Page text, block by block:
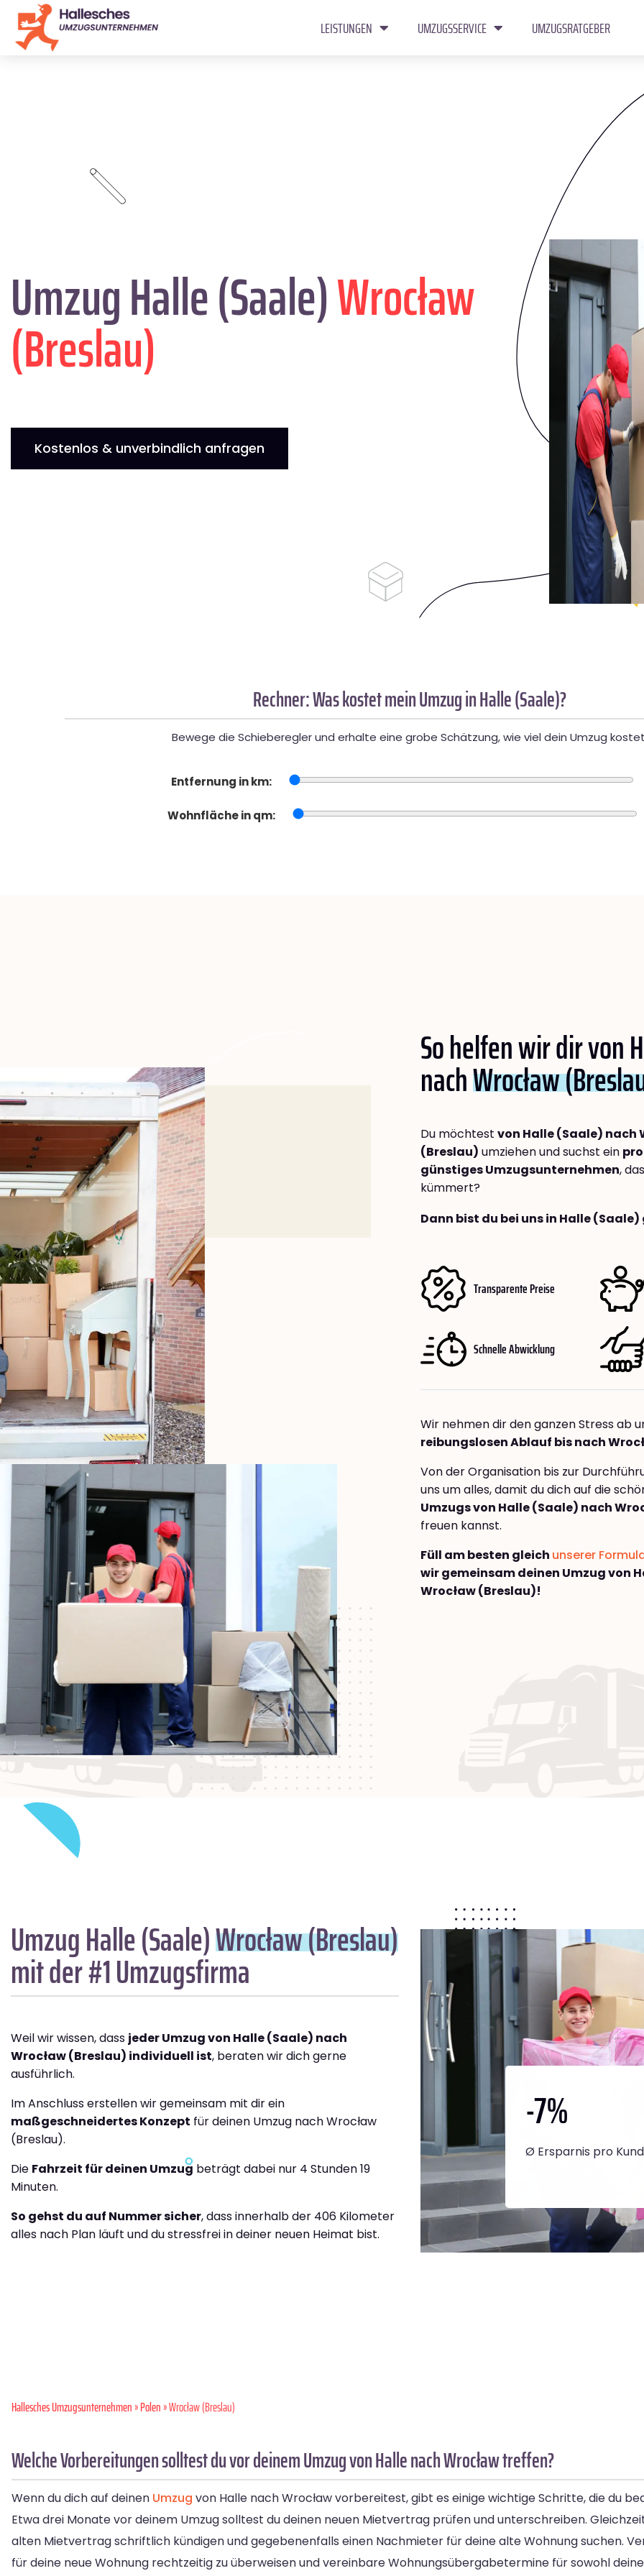
LEISTUNGEN UMZUGSSERVICE UMZUGSRATGEBER
Umzug Halle (Saale)Wrocław
(Breslau)
Kostenlos & unverbindlich anfragen
Rechner: Was kostet mein Umzug in Halle (Saale)?
Bewege die Schieberegler und erhalte eine grobe Schätzung, wie viel dein Umzug
Entfernung in km:
Wohnfläche in qm:
So helfen wir dir von
nachWrocław
Du möchtest von Halle (Saale) nach
(Breslau) umziehen und suchst ein
günstiges Umzugsunternehmen,
kümmert?
Dann bist du bei uns in Halle
Transparente Preise
Schnelle Abwicklung
Wir nehmen dir den ganzen Stress ab
reibungslosen Ablauf bis nach
Von der Organisation bis zur
uns um alles, damit du dich auf die
Umzugs von Halle (Saale) nach
freuen kannst.
Füll am besten gleich unserer
wir gemeinsam deinen Umzug von
Wrocław (Breslau)!
Umzug Halle (Saale)Wrocław (Breslau)
mit der #1 Umzugsfirma
Weil wir wissen, dass jeder Umzug von Halle (Saale) nach
Wrocław (Breslau) individuell ist, beraten wir dich gerne
ausführlich.
Im Anschluss erstellen wir gemeinsam mit dir ein
maßgeschneidertes Konzept für deinen Umzug nach Wrocław
(Breslau).
Die Fahrzeit für deinen Umzug beträgt dabei nur 4 Stunden 19
Minuten.
So gehst du auf Nummer sicher, dass innerhalb der 406 Kilometer
alles nach Plan läuft und du stressfrei in deiner neuen Heimat bist.
-7%
Ø Ersparnis pro
Hallesches Umzugsunternehmen»Polen» Wrocław (Breslau)
Welche Vorbereitungen solltest du vor deinem Umzug von Halle nach Wrocław treffen?
Wenn du dich auf deinen Umzug von Halle nach Wrocław vorbereitest, gibt es einige wichtige Schritte, die du
Etwa drei Monate vor deinem Umzug solltest du deinen neuen Mietvertrag prüfen und unterschreiben.
alten Mietvertrag schriftlich kündigen und gegebenenfalls einen Nachmieter für deine alte Wohnung suchen.
für deine neue Wohnung rechtzeitig zu überweisen und vereinbare Wohnungsübergabetermine für sowohl